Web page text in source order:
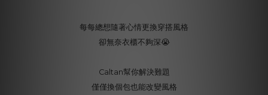
每每總想隨著心情更換穿搭風格
卻無奈衣櫃不夠深😭
Caltan幫你解決難題
僅僅換個包也能改變風格